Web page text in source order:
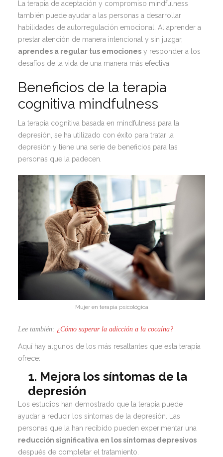
La terapia de aceptación y compromiso mindfulness
también puede ayudar a las personas a desarrollar
habilidades de autorregulación emocional. Al aprender a
prestar atención de manera intencional y sin juzgar,
aprendes a regular tus emocionesy responder a los
desafíos de la vida de una manera más efectiva.
Beneficios de la terapia
cognitiva mindfulness
La terapia cognitiva basada en mindfulness para la
depresión, se ha utilizado con éxito para tratar la
depresión y tiene una serie de beneficios para las
personas que la padecen.
Mujer en terapia psicológica
Lee también: ¿Cómo superar la adicción a la cocaína?
Aquí hay algunos de los más resaltantes que esta terapia
ofrece:
1. Mejora los síntomas de la
depresión
Los estudios han demostrado que la terapia puede
ayudar a reducir los síntomas de la depresión. Las
personas que la han recibido pueden experimentar una
reducción significativa en los síntomas depresivos
después de completar el tratamiento.